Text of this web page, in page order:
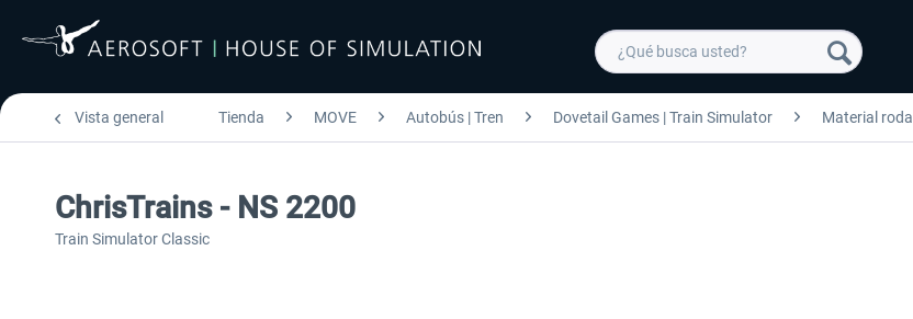
Vista general Tienda MOVE Autobús | Tren Dovetail Games | Train Simulator Material
ChrisTrains - NS 2200
Train Simulator Classic